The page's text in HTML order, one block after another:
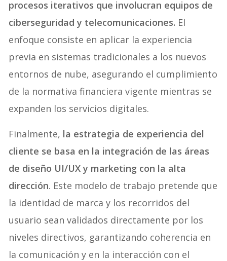
procesos iterativos que involucran equipos de
ciberseguridad y telecomunicaciones. El
enfoque consiste en aplicar la experiencia
previa en sistemas tradicionales a los nuevos
entornos de nube, asegurando el cumplimiento
de la normativa financiera vigente mientras se
expanden los servicios digitales.
Finalmente, la estrategia de experiencia del
cliente se basa en la integración de las áreas
de diseño UI/UX y marketing con la alta
dirección. Este modelo de trabajo pretende que
la identidad de marca y los recorridos del
usuario sean validados directamente por los
niveles directivos, garantizando coherencia en
la comunicación y en la interacción con el